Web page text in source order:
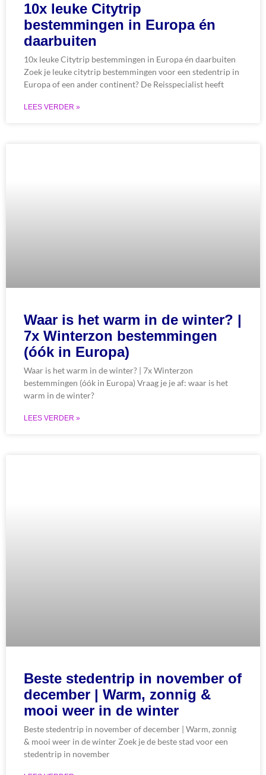
10x leuke Citytrip
bestemmingen in Europa én
daarbuiten
10x leuke Citytrip bestemmingen in Europa én daarbuiten
Zoek je leuke citytrip bestemmingen voor een stedentrip in
Europa of een ander continent? De Reisspecialist heeft
LEES VERDER »
Waar is het warm in de winter? |
7x Winterzon bestemmingen
(óók in Europa)
Waar is het warm in de winter? | 7x Winterzon
bestemmingen (óók in Europa) Vraag je je af: waar is het
warm in de winter?
LEES VERDER »
Beste stedentrip in november of
december | Warm, zonnig &
mooi weer in de winter
Beste stedentrip in november of december | Warm, zonnig
& mooi weer in de winter Zoek je de beste stad voor een
stedentrip in november